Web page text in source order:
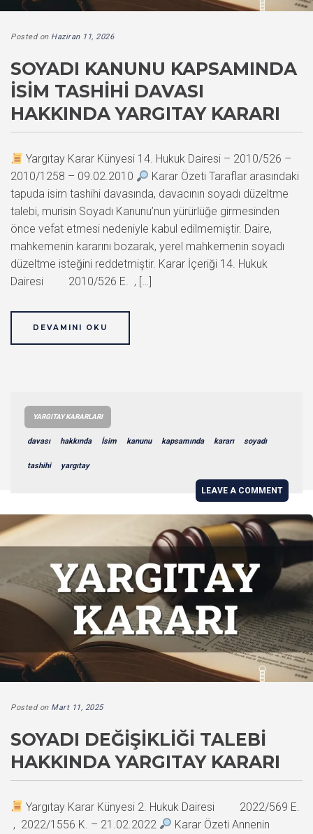
Posted on Haziran 11, 2026
SOYADI KANUNU KAPSAMINDA
İSIM TASHIHI DAVASI
HAKKINDA YARGITAY KARARI
Yargıtay Karar Künyesi 14. Hukuk Dairesi – 2010/526 –
2010/1258 – 09.02.2010
Karar Özeti Taraflar arasındaki
tapuda isim tashihi davasında, davacının soyadı düzeltme
talebi, murisin Soyadı Kanunu’nun yürürlüğe girmesinden
önce vefat etmesi nedeniyle kabul edilmemiştir. Daire,
mahkemenin kararını bozarak, yerel mahkemenin soyadı
düzeltme isteğini reddetmiştir. Karar İçeriği 14. Hukuk
Dairesi 2010/526 E. , […]
DEVAMINI OKU
YARGITAY KARARLARI
davası hakkında İsim kanunu kapsamında kararı soyadı
tashihi yargıtay
LEAVE A COMMENT
Posted on Mart 11, 2025
SOYADI DEĞIŞIKLIĞI TALEBI
HAKKINDA YARGITAY KARARI
Yargıtay Karar Künyesi 2. Hukuk Dairesi 2022/569 E.
, 2022/1556 K. – 21.02.2022
Karar Özeti Annenin